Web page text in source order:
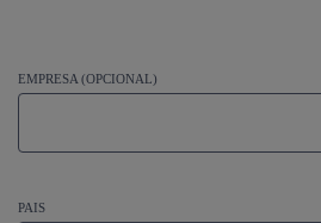
EMPRESA (OPCIONAL)
PAIS